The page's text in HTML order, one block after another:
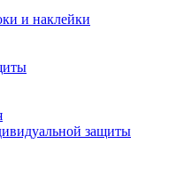
и наклейки
защиты